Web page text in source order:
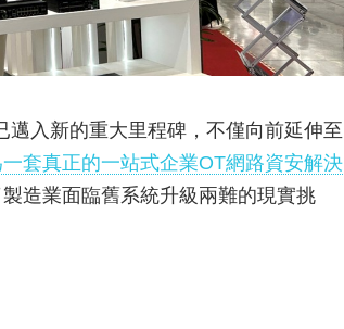
入新的重大里程碑，不僅向前延伸至
套真正的一站式企業OT網路資安解決
造業面臨舊系統升級兩難的現實挑